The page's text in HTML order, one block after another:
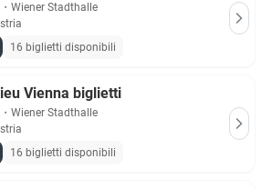
・ Wiener Stadthalle
16 biglietti disponibili
Vienna biglietti
・ Wiener Stadthalle
16 biglietti disponibili